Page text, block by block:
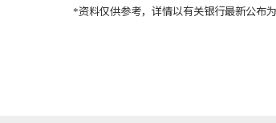
*资料仅供参考，详情以有关银行最新公布为